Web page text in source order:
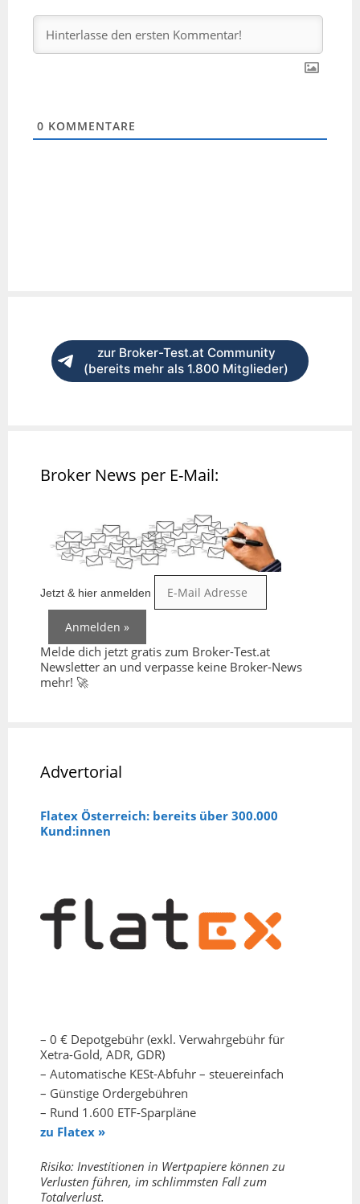
0 KOMMENTARE
zur Broker-Test.at Community
(bereits mehr als 1.800 Mitglieder)
Broker News per E-Mail:
Jetzt & hier anmelden
Melde dich jetzt gratis zum Broker-Test.at
Newsletter an und verpasse keine Broker-News
mehr! 🚀
Advertorial
Flatex Österreich: bereits über 300.000
Kund:innen
– 0 € Depotgebühr (exkl. Verwahrgebühr für
Xetra-Gold, ADR, GDR)
– Automatische KESt-Abfuhr – steuereinfach
– Günstige Ordergebühren
– Rund 1.600 ETF-Sparpläne
zu Flatex »
Risiko: Investitionen in Wertpapiere können zu
Verlusten führen, im schlimmsten Fall zum
Totalverlust.